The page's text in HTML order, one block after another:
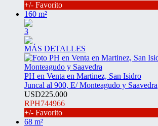
+/- Favorito
160 m²
3
MÁS DETALLES
PH en Venta en Martinez, San Isidro
Juncal al 900, E/ Monteagudo y Saavedra
USD225.000
RPH744966
+/- Favorito
68 m²